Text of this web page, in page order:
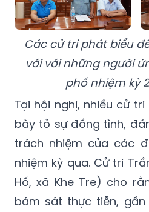
Các cử tri phát biểu
với với những người
phố nhiệm kỳ
Tại hội nghị, nhiều cử
bày tỏ sự đồng tình,
trách nhiệm của các
nhiệm kỳ qua. Cử tri
Hố, xã Khe Tre) cho
bám sát thực tiễn,